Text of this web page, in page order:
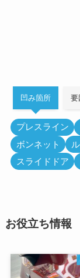
凹み箇所 要
プレスライン
ボンネット
スライドドア
お役立ち情報